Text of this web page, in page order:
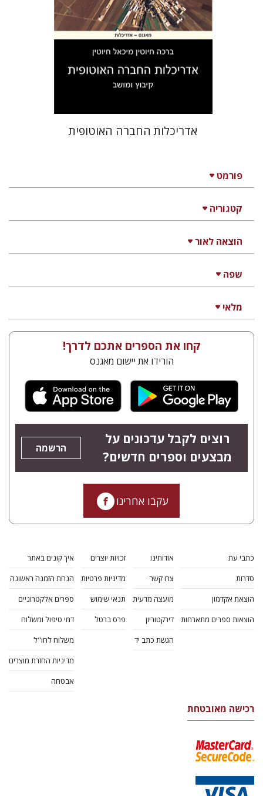
פורמט
קטגוריה
הוצאה לאור
שפה
מלאי
הנחת אתר ספר מודפס
$34
$31
אדריכלות החברה האוטופית
קחו את הספרים אתכם לדרך!
הורידו את יישום מאגנס
רוצים לקבל עדכונים על
מבצעים וספרים חדשים?
הרשמה
עקבו אחרינו
כתבי עת
סדרות
הוצאת אקדמון
הוצאות ספרים מתארחות
אודותינו
צרו קשר
מועצה מדעית
דירקטוריון
הגשת כתב יד
זכויות יוצרים
מדיניות פרטיות
תנאי שימוש
פרס ברטל
איך קונים באתר
הנחת הזמנה ראשונה
ספרים אלקטרוניים
דמי טיפול ומשלוח
משלוח לחו"ל
מדיניות החזרת מוצרים
אבטחה
רכישה מאובטחת